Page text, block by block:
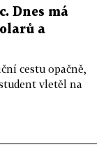
Dnes má
a
cestu opačně,
vletěl na